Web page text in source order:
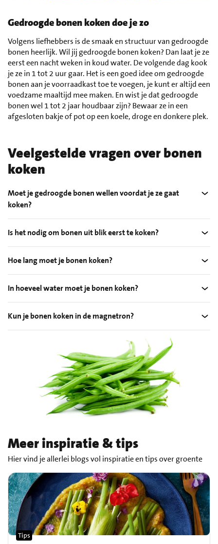
Gedroogde bonen koken doe je zo
Volgens liefhebbers is de smaak en structuur van gedroogde
bonen heerlijk. Wil jij gedroogde bonen koken? Dan laat je ze
eerst een nacht weken in koud water. De volgende dag kook
je ze in 1 tot 2 uur gaar. Het is een goed idee om gedroogde
bonen aan je voorraadkast toe te voegen, je kunt er altijd een
voedzame maaltijd mee maken. En wist je dat gedroogde
bonen wel 1 tot 2 jaar houdbaar zijn? Bewaar ze in een
afgesloten bakje of pot op een koele, droge en donkere plek.
Veelgestelde vragen over bonen
koken
Moet je gedroogde bonen wellen voordat je ze gaat
koken?
Is het nodig om bonen uit blik eerst te koken?
Hoe lang moet je bonen koken?
In hoeveel water moet je bonen koken?
Kun je bonen koken in de magnetron?
Meer inspiratie & tips
Hier vind je allerlei blogs vol inspiratie en tips over groente
Tips